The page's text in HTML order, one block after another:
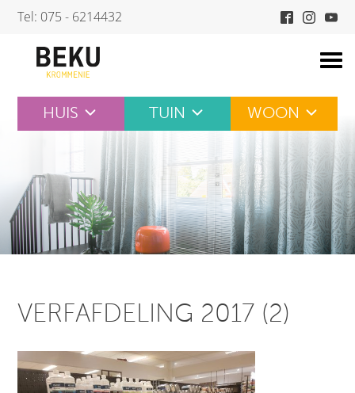
Skip
content
Tel: 075 - 6214432
HUIS TUIN WOON
VERFAFDELING 2017 (2)